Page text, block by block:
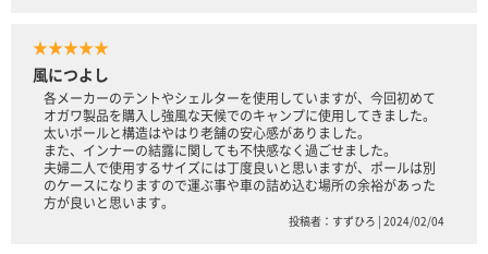
★★★★★
風につよし
各メーカーのテントやシェルターを使用していますが、今回初めて
オガワ製品を購入し強風な天候でのキャンプに使用してきました。
太いポールと構造はやはり老舗の安心感がありました。
また、インナーの結露に関しても不快感なく過ごせました。
夫婦二人で使用するサイズには丁度良いと思いますが、ポールは別
のケースになりますので運ぶ事や車の詰め込む場所の余裕があった
方が良いと思います。
投稿者：すずひろ | 2024/02/04